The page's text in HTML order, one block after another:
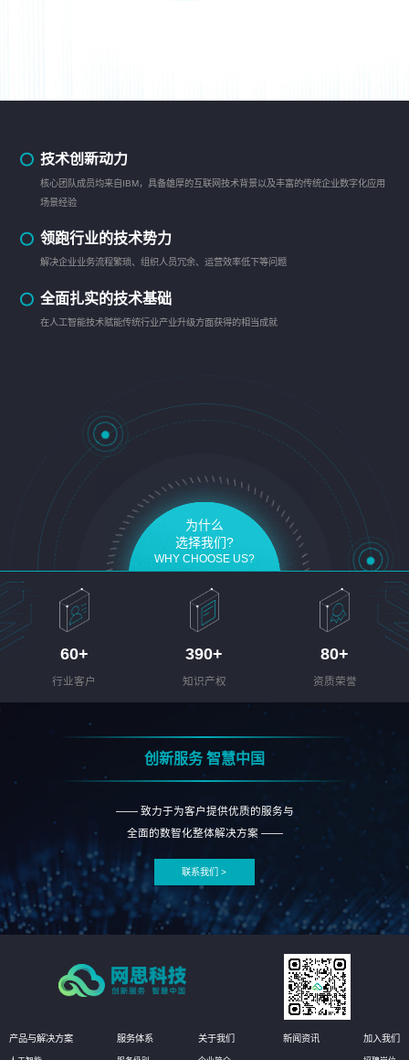
技术创新动力
核心团队成员均来自IBM，具备雄厚的互联网技术背景以及丰富的传统企业数字化应用
场景经验
领跑行业的技术势力
解决企业业务流程繁琐、组织人员冗余、运营效率低下等问题
全面扎实的技术基础
在人工智能技术赋能传统行业产业升级方面获得的相当成就
为什么
选择我们?
WHY CHOOSE US?
60+
行业客户
390+
知识产权
80+
资质荣誉
创新服务 智慧中国
—— 致力于为客户提供优质的服务与
全面的数智化整体解决方案 ——
联系我们 >
产品与解决方案 服务体系 关于我们 新闻资讯 加入我们